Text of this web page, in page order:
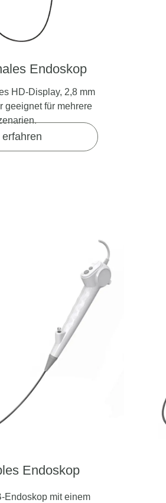
Endoskop
HD-Display, 2,8 mm
geeignet für mehrere
Endoskop
Endoskop mit einem